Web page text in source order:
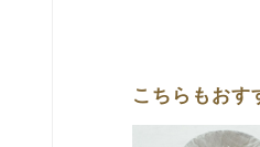
こちらもおす